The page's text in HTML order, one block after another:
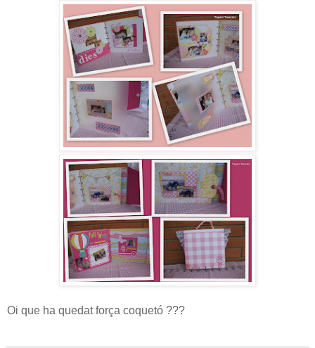
Oi que ha quedat força coquetó ???